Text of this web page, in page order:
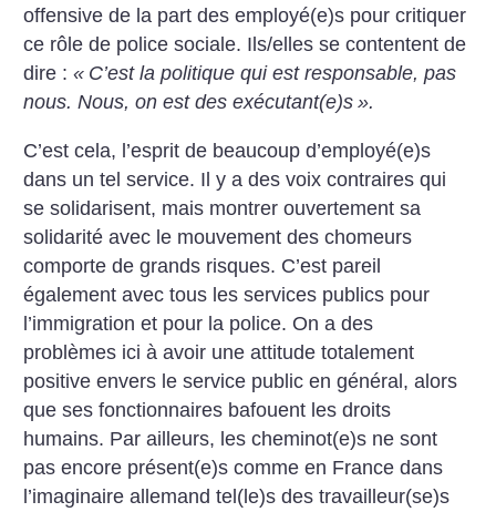
offensive de la part des employé(e)s pour critiquer
ce rôle de police sociale. Ils/elles se contentent de
dire :« C’est la politique qui est responsable, pas
nous. Nous, on est des exécutant(e)s ».
C’est cela, l’esprit de beaucoup d’employé(e)s
dans un tel service. Il y a des voix contraires qui
se solidarisent, mais montrer ouvertement sa
solidarité avec le mouvement des chomeurs
comporte de grands risques. C’est pareil
également avec tous les services publics pour
l’immigration et pour la police. On a des
problèmes ici à avoir une attitude totalement
positive envers le service public en général, alors
que ses fonctionnaires bafouent les droits
humains. Par ailleurs, les cheminot(e)s ne sont
pas encore présent(e)s comme en France dans
l’imaginaire allemand tel(le)s des travailleur(se)s